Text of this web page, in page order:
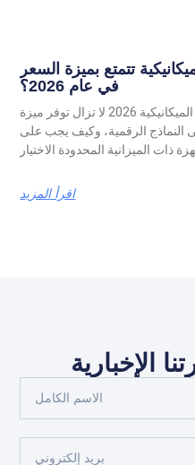
تتمتع بميزة السعر
في عام 2026؟
اكتشف ما إذا كانت المقلاة الهوائية الميكانيكية 2026 لا تزال توفر ميزة
النماذج الرقمية، وكيف يجب على
اقرأ المزيد
الإخبارية